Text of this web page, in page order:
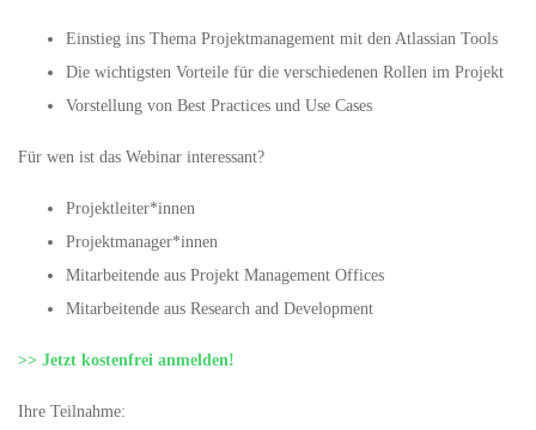
Einstieg ins Thema Projektmanagement mit den Atlassian Tools
Die wichtigsten Vorteile für die verschiedenen Rollen im Projekt
Vorstellung von Best Practices und Use Cases
Für wen ist das Webinar interessant?
Projektleiter*innen
Projektmanager*innen
Mitarbeitende aus Projekt Management Offices
Mitarbeitende aus Research and Development
>> Jetzt kostenfrei anmelden!
Ihre Teilnahme: